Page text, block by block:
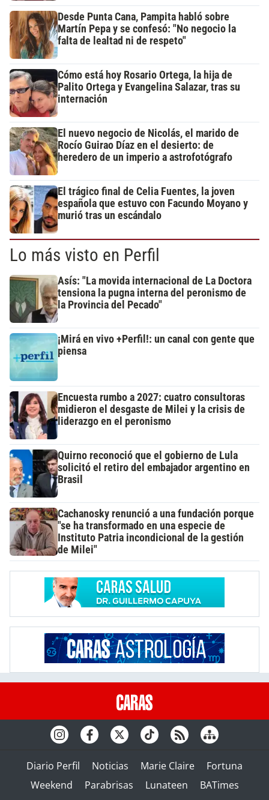
Desde Punta Cana, Pampita habló sobre
Martín Pepa y se confesó: "No negocio la
falta de lealtad ni de respeto"
Cómo está hoy Rosario Ortega, la hija de
Palito Ortega y Evangelina Salazar, tras su
internación
El nuevo negocio de Nicolás, el marido de
Rocío Guirao Díaz en el desierto: de
heredero de un imperio a astrofotógrafo
El trágico final de Celia Fuentes, la joven
española que estuvo con Facundo Moyano y
murió tras un escándalo
Lo más visto en Perfil
Asís: "La movida internacional de La Doctora
tensiona la pugna interna del peronismo de
la Provincia del Pecado"
¡Mirá en vivo +Perfil!: un canal con gente que
piensa
Encuesta rumbo a 2027: cuatro consultoras
midieron el desgaste de Milei y la crisis de
liderazgo en el peronismo
Quirno reconoció que el gobierno de Lula
solicitó el retiro del embajador argentino en
Brasil
Cachanosky renunció a una fundación porque
"se ha transformado en una especie de
Instituto Patria incondicional de la gestión
de Milei"
Diario Perfil Noticias Marie Claire
Fortuna
Weekend
Parabrisas Lunateen BATimes